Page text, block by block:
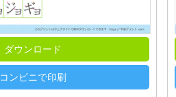
ダウンロード
コンビニで印刷